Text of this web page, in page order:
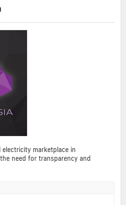
electricity marketplace in
need for transparency and